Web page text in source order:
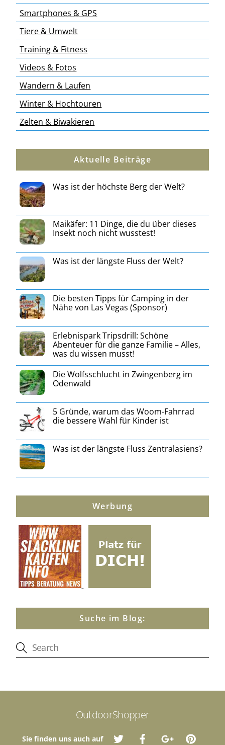
Smartphones & GPS
Tiere & Umwelt
Training & Fitness
Videos & Fotos
Wandern & Laufen
Winter & Hochtouren
Zelten & Biwakieren
Aktuelle Beiträge
Was ist der höchste Berg der Welt?
Maikäfer: 11 Dinge, die du über dieses
Insekt noch nicht wusstest!
Was ist der längste Fluss der Welt?
Die besten Tipps für Camping in der
Nähe von Las Vegas (Sponsor)
Erlebnispark Tripsdrill: Schöne
Abenteuer für die ganze Familie – Alles,
was du wissen musst!
Die Wolfsschlucht in Zwingenberg im
Odenwald
5 Gründe, warum das Woom-Fahrrad
die bessere Wahl für Kinder ist
Was ist der längste Fluss Zentralasiens?
Werbung
Suche im Blog:
OutdoorShopper
Sie finden uns auch auf